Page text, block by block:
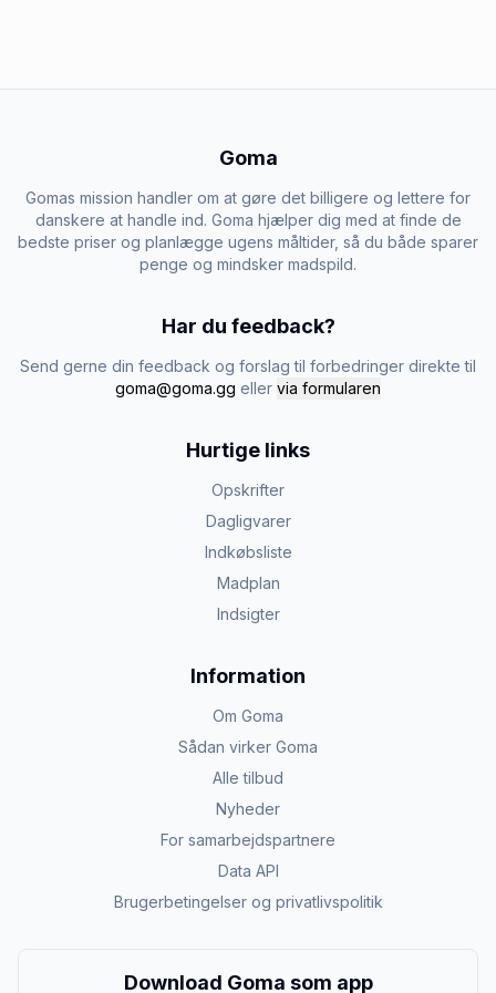
Goma
Gomas mission handler om at gøre det billigere og lettere for
danskere at handle ind. Goma hjælper dig med at finde de
bedste priser og planlægge ugens måltider, så du både sparer
penge og mindsker madspild.
Har du feedback?
Send gerne din feedback og forslag til forbedringer direkte til
goma@goma.gg eller via formularen
Hurtige links
Opskrifter
Dagligvarer
Indkøbsliste
Madplan
Indsigter
Information
Om Goma
Sådan virker Goma
Alle tilbud
Nyheder
For samarbejdspartnere
Data API
Brugerbetingelser og privatlivspolitik
Download Goma som app